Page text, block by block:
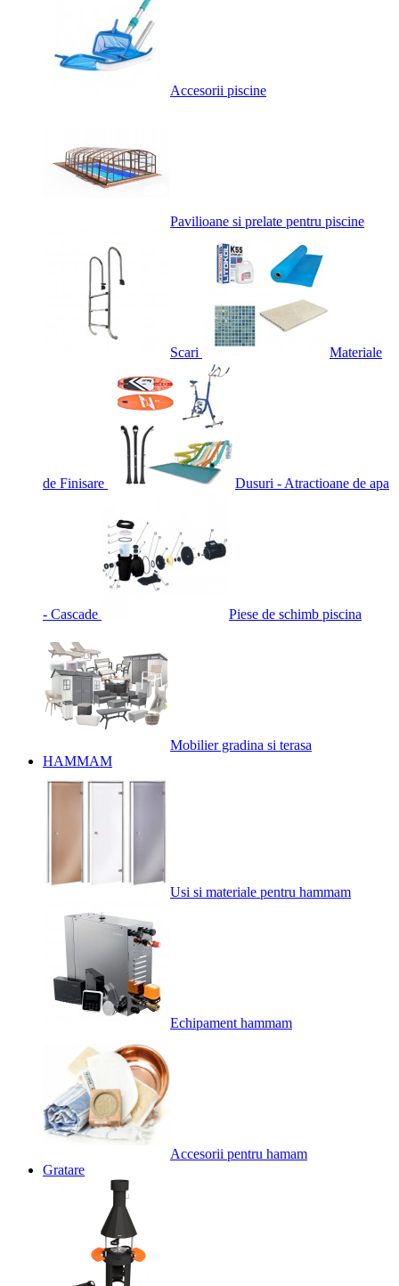
Accesorii piscine
Pavilioane si prelate pentru piscine
Scari Materiale
de Finisare Dusuri - Atractioane de apa
- Cascade Piese de schimb piscina
Mobilier gradina si terasa
HAMMAM
Usi si materiale pentru hammam
Echipament hammam
Accesorii pentru hamam
Gratare